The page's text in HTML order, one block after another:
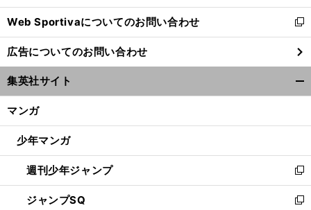
開
く
Web Sportivaについてのお問い合わせ
新
し
い
ウ
ィ
ン
ウ
開
く
広告についてのお問い合わせ
集英社サイト
マンガ
少年マンガ
週刊少年ジャンプ
新
し
い
ジャンプSQ
新